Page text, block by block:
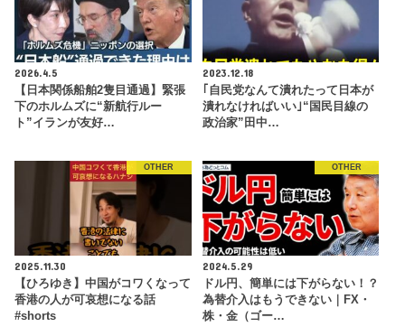
2026.4.5
【日本関係船舶2隻目通過】緊張
下のホルムズに“新航行ルー
ト”イランが友好…
2023.12.18
｢自民党なんて潰れたって日本が
潰れなければいい｣“国民目線の
政治家”田中…
OTHER
2025.11.30
【ひろゆき】中国がコワくなって
香港の人が可哀想になる話
#shorts
OTHER
2024.5.29
ドル円、簡単には下がらない！？
為替介入はもうできない｜FX・
株・金（ゴー…